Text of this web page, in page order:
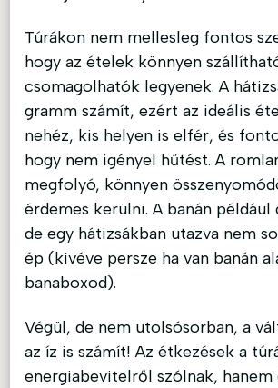
Túrákon nem mellesleg fontos
hogy az ételek könnyen
csomagolhatók legyenek. A
gramm számít, ezért az ideális
nehéz, kis helyen is elfér, és
hogy nem igényel hűtést. A
megfolyó, könnyen
érdemes kerülni. A banán
de egy hátizsákban utazva nem
ép (kivéve persze ha van banán
banaboxod).
Végül, de nem utolsósorban, a
az íz is számít! Az étkezések a
energiabevitelről szólnak, hanem